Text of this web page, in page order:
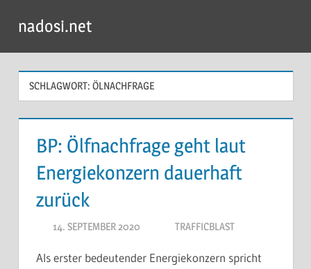
Inhalt
springen
nadosi.net
SCHLAGWORT: ÖLNACHFRAGE
BP: Ölfnachfrage geht laut
Energiekonzern dauerhaft
zurück
14. SEPTEMBER 2020 TRAFFICBLAST
Als erster bedeutender Energiekonzern spricht